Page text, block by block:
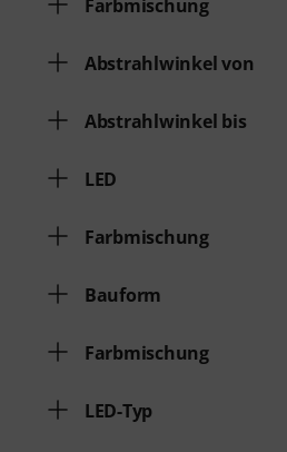
Farbmischung
Abstrahlwinkel von
Abstrahlwinkel bis
LED
Farbmischung
Bauform
Farbmischung
LED-Typ